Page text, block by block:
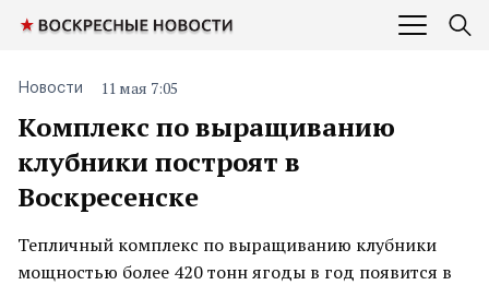
Комплекс по выращиванию
клубники построят в
Воскресенске
Новости 11 мая 7:05
Тепличный комплекс по выращиванию клубники
мощностью более 420 тонн ягоды в год появится в